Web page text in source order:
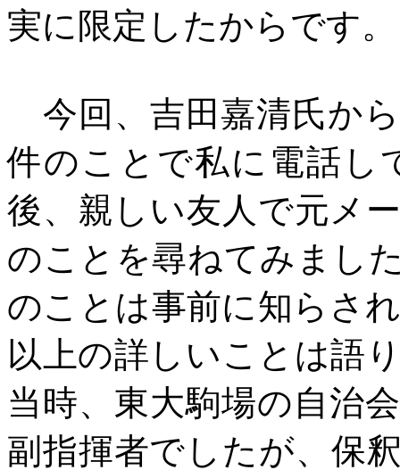
実に限定したからです。
今回、吉田嘉清氏か
件のことで私に電話し
後、親しい友人で元メ
のことを尋ねてみまし
のことは事前に知らさ
以上の詳しいことは語
当時、東大駒場の自治
副指揮者でしたが、保